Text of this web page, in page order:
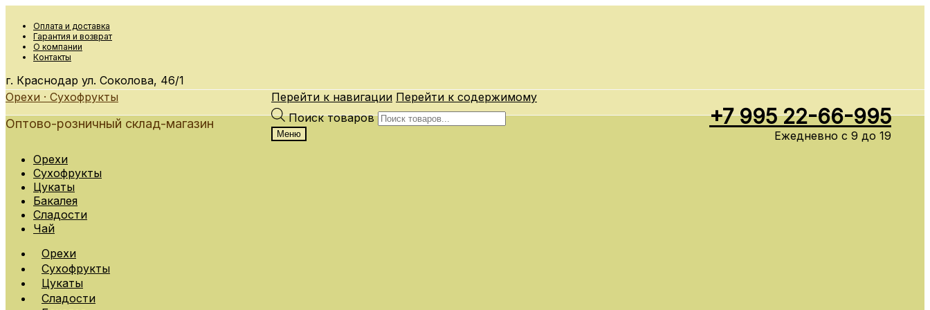
Оплата и доставка
Гарантия и возврат
О компании
Контакты
г. Краснодар ул. Соколова, 46/1
Перейти к навигации Перейти к содержимому
Орехи · Сухофрукты
Оптово-розничный склад-магазин Поиск товаров +7 995 22-66-995
Ежедневно с 9 до 19
Меню
Орехи
Сухофрукты
Цукаты
Бакалея
Сладости
Чай
Орехи
Сухофрукты
Цукаты
Сладости